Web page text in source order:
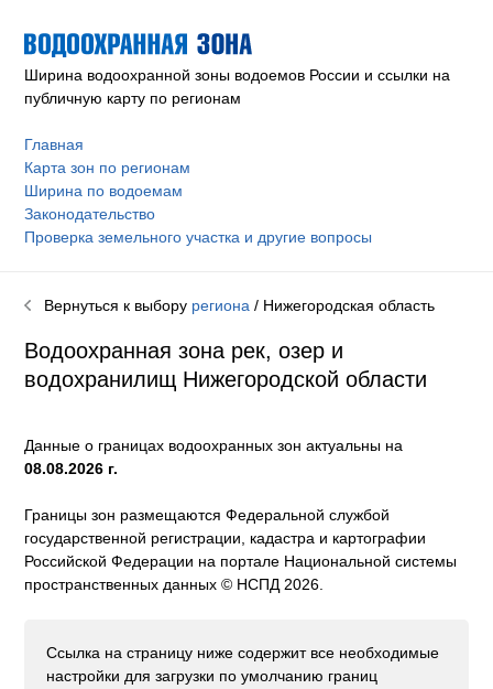
Ширина водоохранной зоны водоемов России и ссылки на
публичную карту по регионам
Главная
Карта зон по регионам
Ширина по водоемам
Законодательство
Проверка земельного участка и другие вопросы
Вернуться к выбору региона / Нижегородская область
Водоохранная зона рек, озер и
водохранилищ Нижегородской области
Данные о границах водоохранных зон актуальны на
08.08.2026 г.
Границы зон размещаются Федеральной службой
государственной регистрации, кадастра и картографии
Российской Федерации на портале Национальной системы
пространственных данных © НСПД 2026.
Ссылка на страницу ниже содержит все необходимые
настройки для загрузки по умолчанию границ